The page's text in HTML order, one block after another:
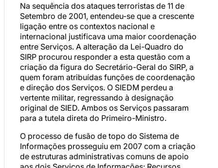
Na sequência dos ataques terroristas de 11 de
Setembro de 2001, entendeu-se que a crescente
ligação entre os contextos nacional e
internacional justificava uma maior coordenação
entre Serviços. A alteração da Lei-Quadro do
SIRP procurou responder a esta questão com a
criação da figura do Secretário-Geral do SIRP, a
quem foram atribuídas funções de coordenação
e direção dos Serviços. O SIEDM perdeu a
vertente militar, regressando à designação
original de SIED. Ambos os Serviços passaram
para a tutela direta do Primeiro-Ministro.
O processo de fusão de topo do Sistema de
Informações prosseguiu em 2007 com a criação
de estruturas administrativas comuns de apoio